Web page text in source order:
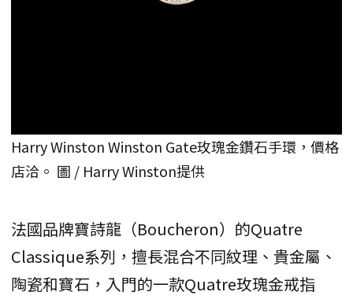
Harry Winston Winston Gate玫瑰金鑽石手環，價格
店洽。 圖 / Harry Winston提供
法國品牌寶詩龍（Boucheron）的Quatre
Classique系列，擅長混合不同紋理、貴金屬、
陶瓷和寶石，入門的一款Quatre玫瑰金戒指